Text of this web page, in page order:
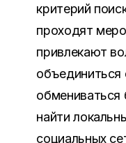
критерий
проходят
привлекают
объединиться
обмениваться
найти
социальных